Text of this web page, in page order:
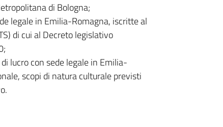
di Bologna;
legale in Emilia-Romagna, iscritte al
di cui al Decreto legislativo
lucro con sede legale in Emilia-
scopi di natura culturale previsti